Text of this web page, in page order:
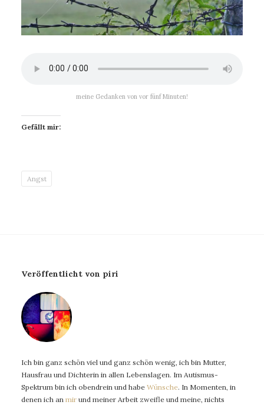
meine Gedanken von vor fünf Minuten!
Gefällt mir:
Angst
Veröffentlicht von piri
Ich bin ganz schön viel und ganz schön wenig, ich bin Mutter,
Hausfrau und Dichterin in allen Lebenslagen. Im Autismus-
Spektrum bin ich obendrein und habe Wünsche. In Momenten, in
denen ich an mir und meiner Arbeit zweifle und meine, nichts